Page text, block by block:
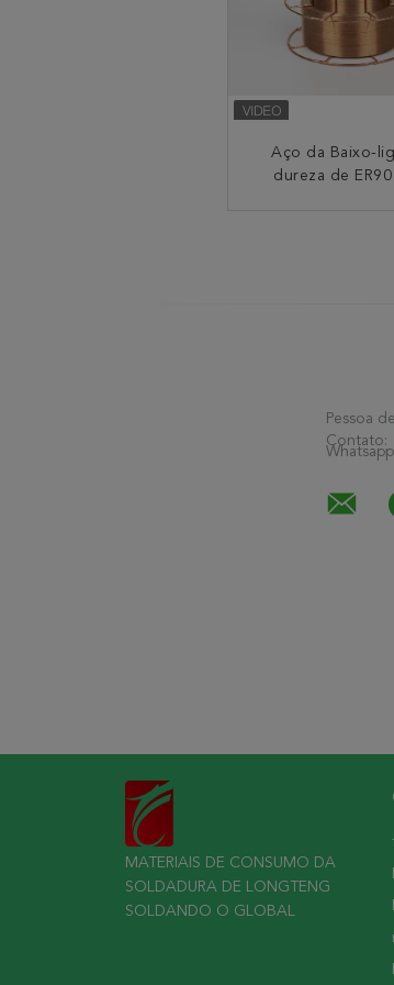
Aço da Baixo-
dureza de ER90
Gás de grande
1.2mm 0.8mm
Pessoa de
Contato:
MATERIAIS DE CONSUMO DA
SOLDADURA DE LONGTENG
SOLDANDO O GLOBAL